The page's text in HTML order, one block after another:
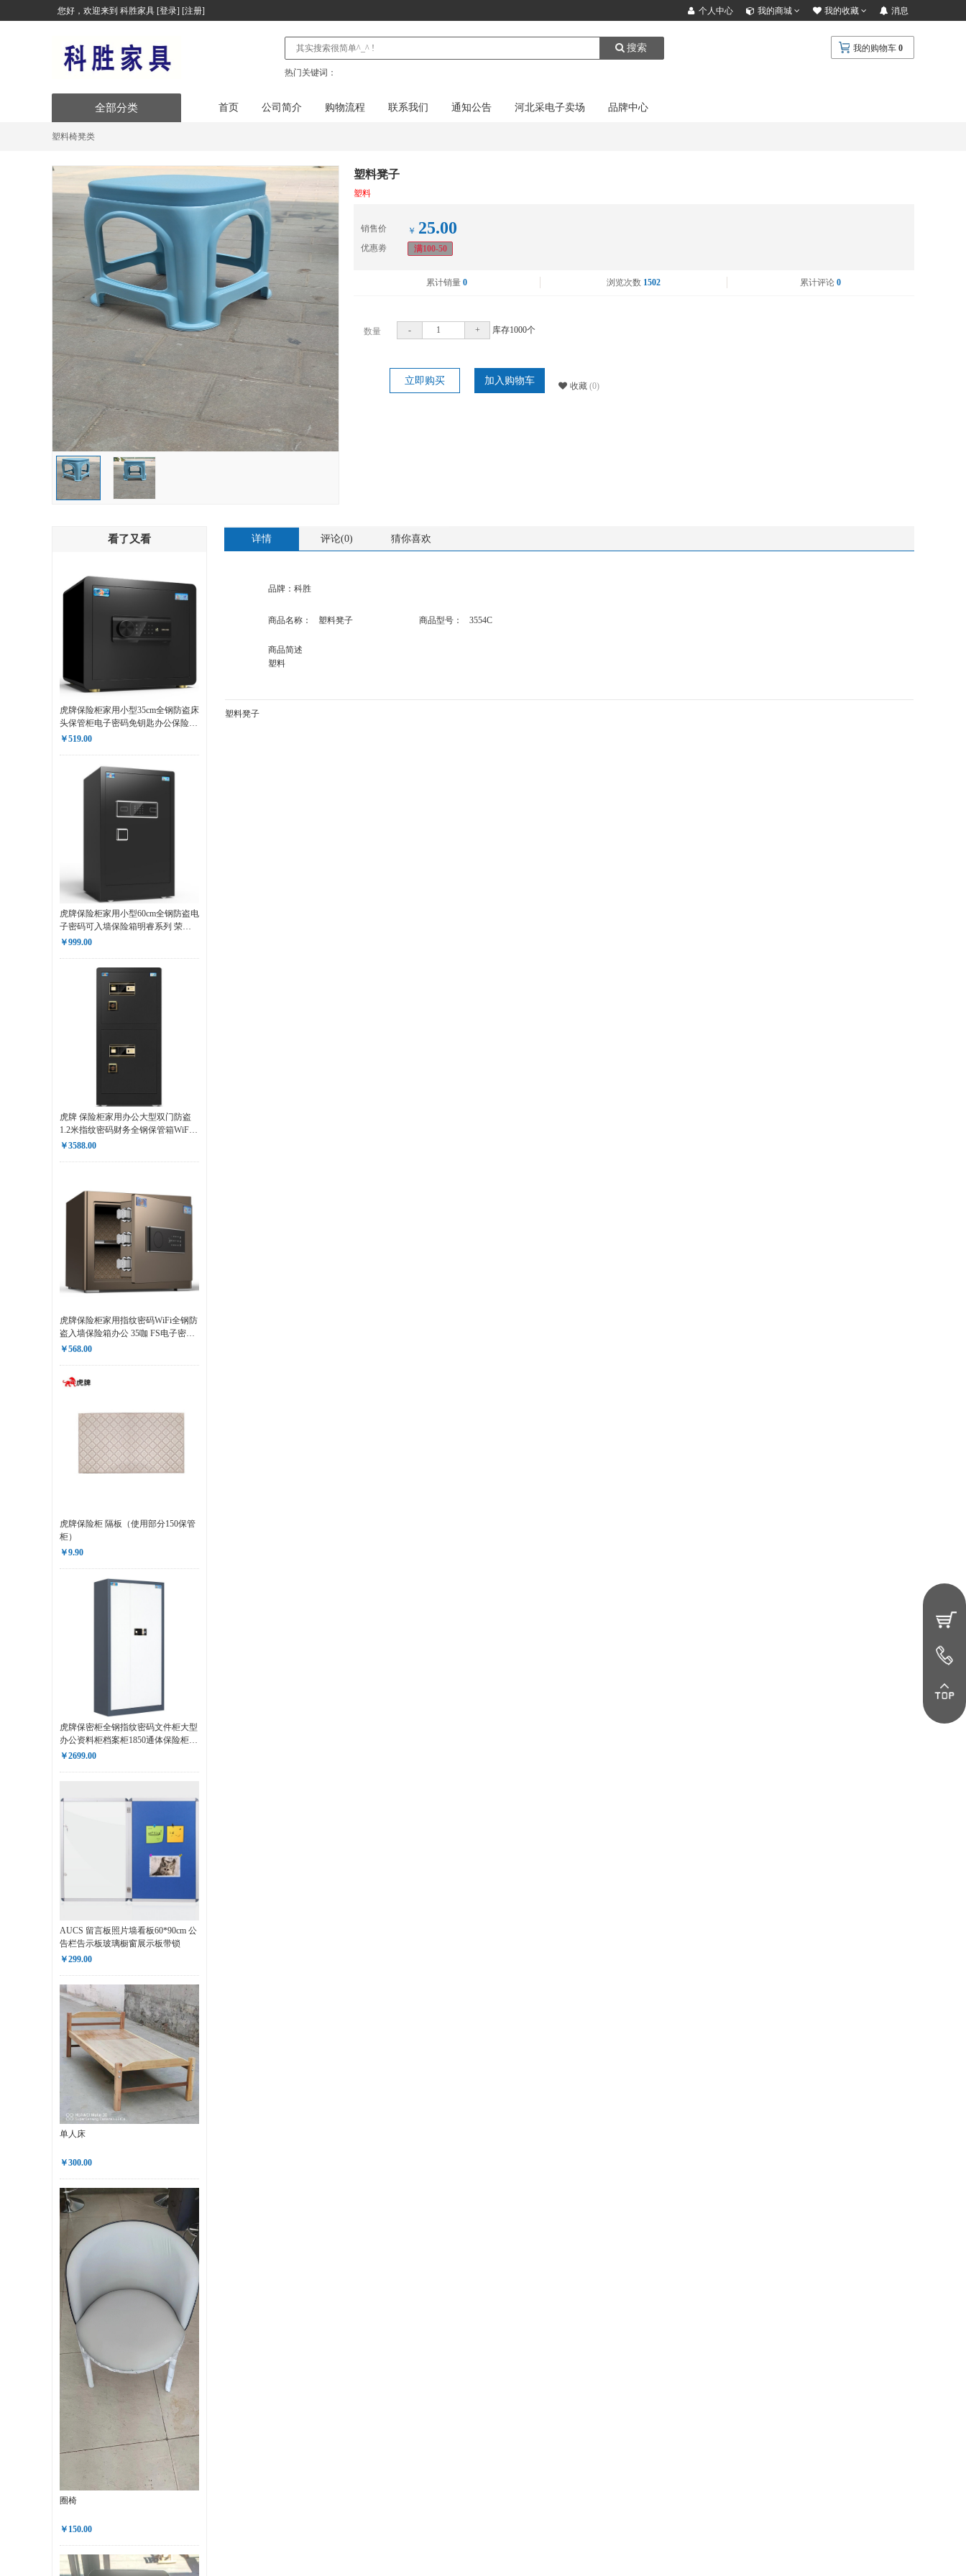
您好，欢迎来到 科胜家具 [登录] [注册] 个人中心 我的商城 我的收藏 消息
搜索
热门关键词：
我的购物车 0
首页 公司简介 购物流程 联系我们 通知公告 河北采电子卖场 品牌中心
全部分类
文具用品
台式计算机及配件
办公/设备/电气/其他
便携式计算机及配件
服务器及配件
打印机及配件
复印机及配件
民用空调及配件
投影仪及配件
扫描仪及配件
多功能一体机及配件
商用空调及配件
车辆采购
印刷服务
塑料椅凳类
塑料凳子
塑料
销售价 ￥ 25.00
优惠劵 满100-50
累计销量 0 浏览次数 1502 累计评论 0
数量 - + 库存1000个
收藏 (0)
立即购买 加入购物车
看了又看
虎牌保险柜家用小型35cm全钢防盗床
头保管柜电子密码免钥匙办公保险箱
博瑞系列钢琴黑
￥519.00
虎牌保险柜家用小型60cm全钢防盗电
子密码可入墙保险箱明睿系列 荣耀
黑
￥999.00
虎牌 保险柜家用办公大型双门防盗
1.2米指纹密码财务全钢保管箱WiFi
智能款
￥3588.00
虎牌保险柜家用指纹密码WiFi全钢防
盗入墙保险箱办公 35咖 FS电子密码
+指纹
￥568.00
虎牌保险柜 隔板（使用部分150保管
柜）
￥9.90
虎牌保密柜全钢指纹密码文件柜大型
办公资料柜档案柜1850通体保险柜 Y
系列翡蓝色
￥2699.00
AUCS 留言板照片墙看板60*90cm 公
告栏告示板玻璃橱窗展示板带锁
￥299.00
单人床
￥300.00
圈椅
￥150.00
详情 评论(0) 猜你喜欢
品牌： 科胜
商品名称： 塑料凳子 商品型号： 3554C
商品简述
塑料
塑料凳子